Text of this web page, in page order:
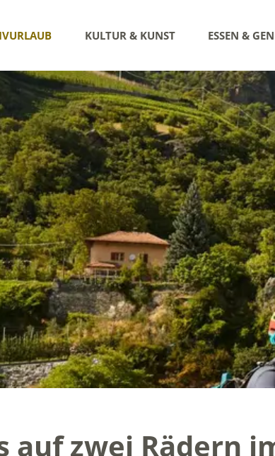
KULTUR & KUNST ESSEN &
auf zwei Rädern